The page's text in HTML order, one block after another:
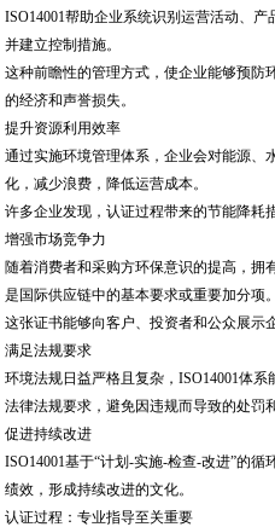
ISO14001帮助企业系统识别运营活动、
并建立控制措施。
这种前瞻性的管理方式，使企业能够预防
的经济和声誉损失。
提升资源利用效率
通过实施环境管理体系，企业会对能源、
化，减少浪费，降低运营成本。
许多企业发现，认证过程带来的节能降耗
增强市场竞争力
随着消费者和采购方环保意识的提高，拥
是国际供应链中的基本要求或重要加分项。
这张证书能够向客户、投资者和公众展示
满足法规要求
环境法规日益严格且复杂，ISO14001体
法律法规要求，避免因违规而导致的处罚
促进持续改进
ISO14001基于“计划-实施-检查-改进”的
绩效，形成持续改进的文化。
认证过程：专业指导至关重要